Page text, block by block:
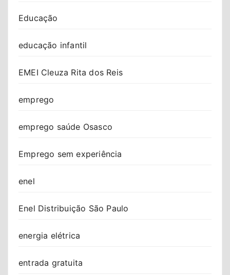
Educação
educação infantil
EMEI Cleuza Rita dos Reis
emprego
emprego saúde Osasco
Emprego sem experiência
enel
Enel Distribuição São Paulo
energia elétrica
entrada gratuita